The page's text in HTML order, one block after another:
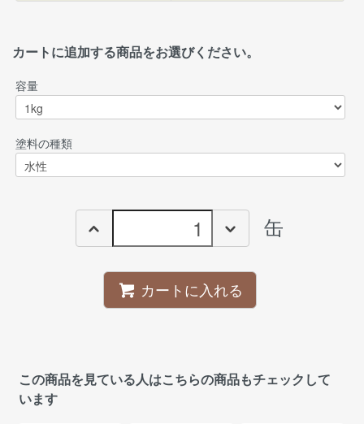
カートに追加する商品をお選びください。
容量
塗料の種類
缶
カートに入れる
この商品を見ている人はこちらの商品もチェックして
います